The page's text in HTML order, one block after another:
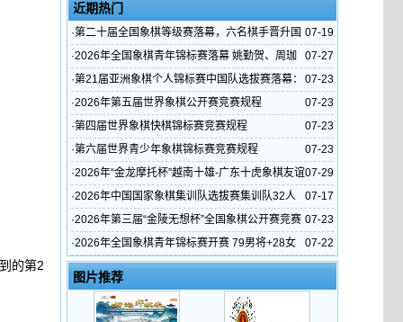
的第2
近期热门
07-19
·第二十届全国象棋等级赛落幕，六名棋手晋升国
家大师
07-27
·2026年全国象棋青年锦标赛落幕 姚勤贺、周珈
亦夺冠，六人晋升大师
07-23
·第21届亚洲象棋个人锦标赛中国队选拔赛落幕：
王禹博、程宇东、唐丹入选
07-23
·2026年第五届世界象棋公开赛竞赛规程
07-23
·第四届世界象棋快棋锦标赛竞赛规程
07-23
·第六届世界青少年象棋锦标赛竞赛规程
07-29
·2026年“金龙摩托杯”越南十雄-广东十虎象棋友谊
赛圆满落幕
07-17
·2026年中国国家象棋集训队选拔赛集训队32人
名单产生
07-23
·2026年第三届“金陵无想杯”全国象棋公开赛竞赛
规程
07-22
·2026年全国象棋青年锦标赛开赛 79男将+28女
杰争六个大师名额，附历届获奖名单、参赛人数
图片推荐